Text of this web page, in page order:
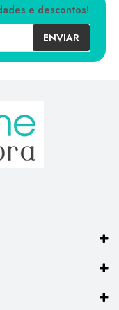
e descontos!
ENVIAR